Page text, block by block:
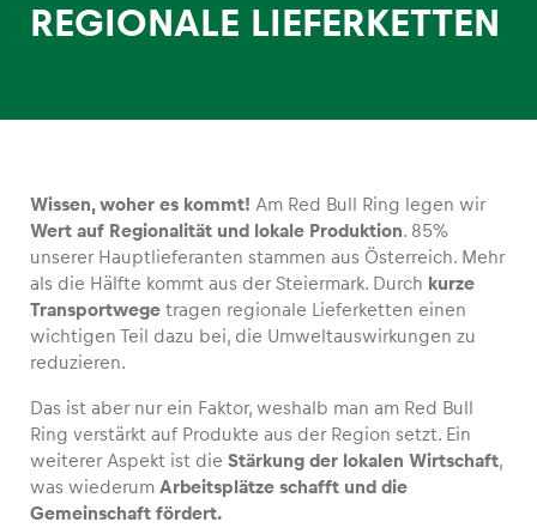
Seiten
Alle anzeigen
REGIONALE LIEFERKETTEN
Wissen, woher es kommt! Am Red Bull Ring legen wir
Wert auf Regionalität und lokale Produktion. 85%
unserer Hauptlieferanten stammen aus Österreich. Mehr
als die Hälfte kommt aus der Steiermark. Durch kurze
Transportwege tragen regionale Lieferketten einen
wichtigen Teil dazu bei, die Umweltauswirkungen zu
reduzieren.
Das ist aber nur ein Faktor, weshalb man am Red Bull
Ring verstärkt auf Produkte aus der Region setzt. Ein
weiterer Aspekt ist die Stärkung der lokalen Wirtschaft,
was wiederum Arbeitsplätze schafft und die
Gemeinschaft fördert.